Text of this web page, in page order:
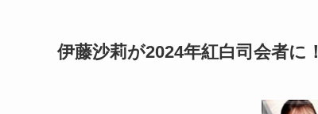
伊藤沙莉が2024年紅白司会者に！